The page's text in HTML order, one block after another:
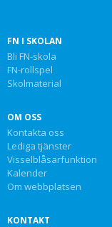
FN I SKOLAN
Bli FN-skola
FN-rollspel
Skolmaterial
OM OSS
Kontakta oss
Lediga tjänster
Visselblåsarfunktion
Kalender
Om webbplatsen
KONTAKT